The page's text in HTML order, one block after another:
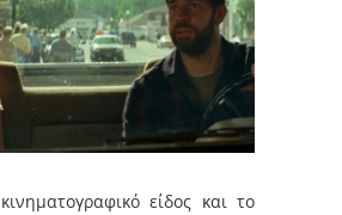
είδος και το